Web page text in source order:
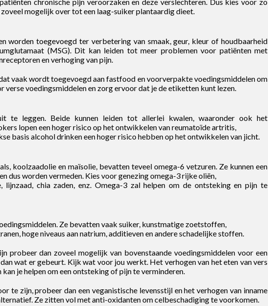
mogelijk over tot een laag-suiker plantaardig dieet.
worden toegevoegd ter verbetering van smaak, geur, kleur of houdbaarheid
(MSG). Dit kan leiden tot meer problemen voor patiënten met
en verhoging van pijn.
vaak wordt toegevoegd aan fastfood en voorverpakte voedingsmiddelen om
verse voedingsmiddelen en zorg ervoor dat je de etiketten kunt lezen.
te leggen. Beide kunnen leiden tot allerlei kwalen, waaronder ook het
lopen een hoger risico op het ontwikkelen van reumatoïde artritis,
basis alcohol drinken een hoger risico hebben op het ontwikkelen van jicht.
koolzaadolie en maïsolie, bevatten teveel omega-6 vetzuren. Ze kunnen een
dus worden vermeden. Kies voor genezing omega-3 rijke oliën,
lijnzaad, chia zaden, enz. Omega-3 zal helpen om de ontsteking en pijn te
Ze bevatten vaak suiker, kunstmatige zoetstoffen,
hoge niveaus aan natrium, additieven en andere schadelijke stoffen.
probeer dan zoveel mogelijk van bovenstaande voedingsmiddelen voor een
wat er gebeurt. Kijk wat voor jou werkt. Het verhogen van het eten van vers
je helpen om een ontsteking of pijn te verminderen.
te zijn, probeer dan een veganistische levensstijl en het verhogen van inname
Ze zitten vol met anti-oxidanten om celbeschadiging te voorkomen.